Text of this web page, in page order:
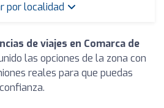
por localidad
de viajes en Comarca de
las opciones de la zona con
reales para que puedas